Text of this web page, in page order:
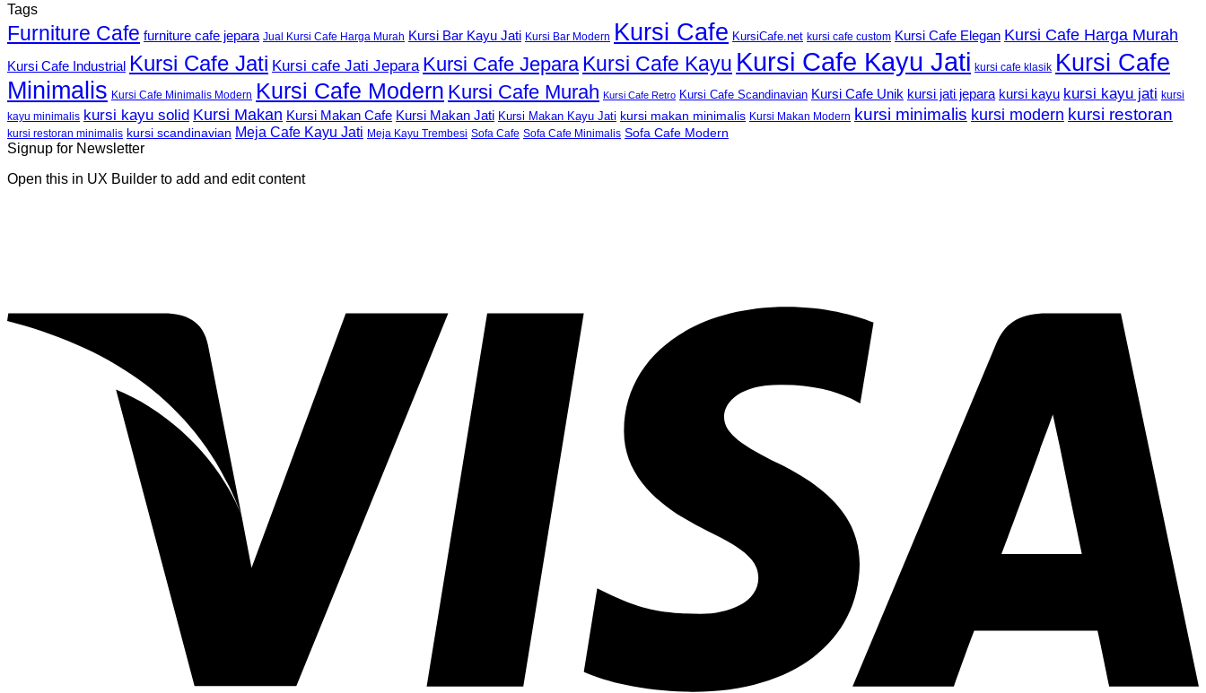
Tags
Furniture Cafe furniture cafe jepara Jual Kursi Cafe Harga Murah Kursi Bar Kayu Jati Kursi Bar Modern Kursi Cafe KursiCafe.net kursi cafe custom Kursi Cafe Elegan Kursi Cafe Harga Murah
Kursi Cafe Industrial Kursi Cafe Jati Kursi cafe Jati Jepara Kursi Cafe Jepara Kursi Cafe Kayu Kursi Cafe Kayu Jati kursi cafe klasik Kursi Cafe
Minimalis Kursi Cafe Minimalis Modern Kursi Cafe Modern Kursi Cafe Murah Kursi Cafe Retro Kursi Cafe Scandinavian Kursi Cafe Unik kursi jati jepara kursi kayu kursi kayu jati kursi
kayu minimalis kursi kayu solid Kursi Makan Kursi Makan Cafe Kursi Makan Jati Kursi Makan Kayu Jati kursi makan minimalis Kursi Makan Modern kursi minimalis kursi modern kursi restoran
kursi restoran minimalis kursi scandinavian Meja Cafe Kayu Jati Meja Kayu Trembesi Sofa Cafe Sofa Cafe Minimalis Sofa Cafe Modern
Signup for Newsletter
Open this in UX Builder to add and edit content